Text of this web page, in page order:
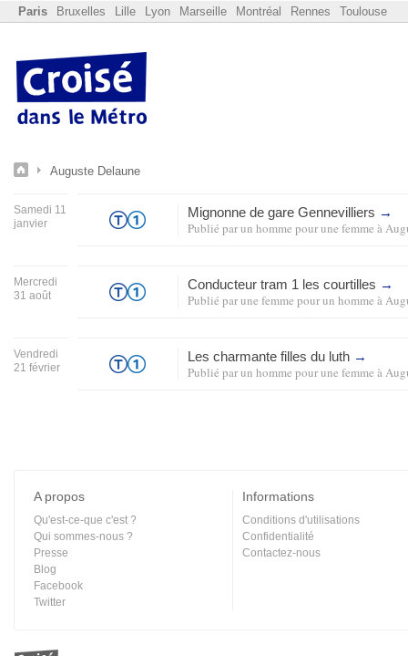
Paris Bruxelles Lille Lyon Marseille Montréal Rennes Toulouse
Auguste Delaune
Samedi 11
janvier
Mignonne de gare Gennevilliers →
Publié parun homme pour une femme à
Mercredi
31 août
Conducteur tram 1 les courtilles →
Publié parune femme pour un homme à
Vendredi
21 février
Les charmante filles du luth →
Publié parun homme pour une femme à
A propos
Qu'est-ce-que c'est ?
Qui sommes-nous ?
Presse
Blog
Facebook
Twitter
Informations
Conditions d'utilisations
Confidentialité
Contactez-nous